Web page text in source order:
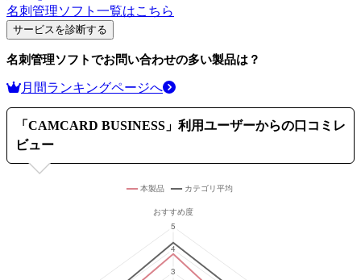
名刺管理ソフト 一覧はこちら
サービスを診断する
名刺管理ソフトでお問い合わせの多い製品は？
月間ランキングページへ
「 CAMCARD BUSINESS 」利用ユーザーからの口コミレ
ビュー